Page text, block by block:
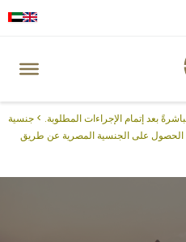
بعد إتمام الإجراءات المطلوبة. > جنسية
الحصول على الجنسية المصرية عن طريق